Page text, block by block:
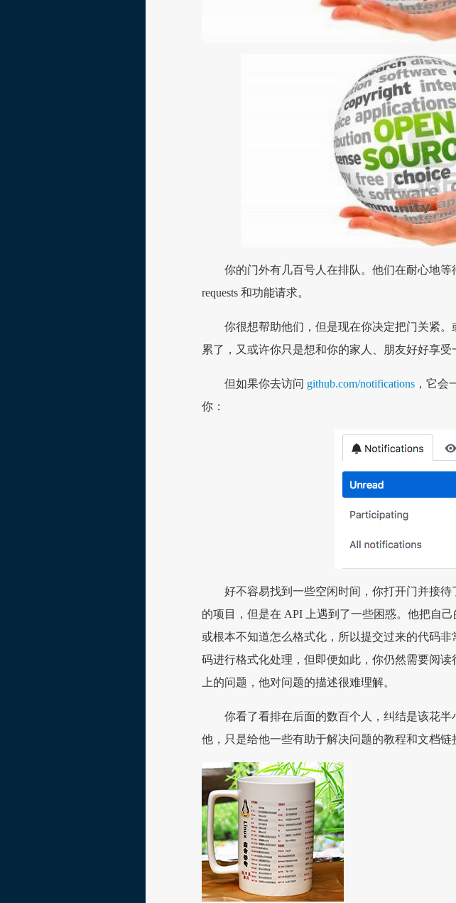
你的门外有几百号人在排队。他们在耐心地
requests 和功能请求。
你很想帮助他们，但是现在你决定把门关紧
累了，又或许你只是想和你的家人、朋友好好享受
但如果你去访问 github.com/notifications，它会
你：
好不容易找到一些空闲时间，你打开门并接
的项目，但是在 API 上遇到了一些困惑。他把自
或根本不知道怎么格式化，所以提交过来的代码
码进行格式化处理，但即便如此，你仍然需要阅
上的问题，他对问题的描述很难理解。
你看了看排在后面的数百个人，纠结是该花
他，只是给他一些有助于解决问题的教程和文档链